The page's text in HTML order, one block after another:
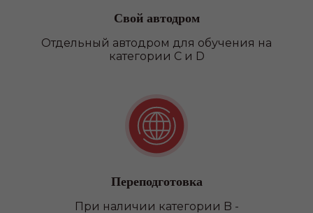
Свой автодром
Отдельный автодром для обучения на
категории C и D
Переподготовка
При наличии категории B -
филиалы